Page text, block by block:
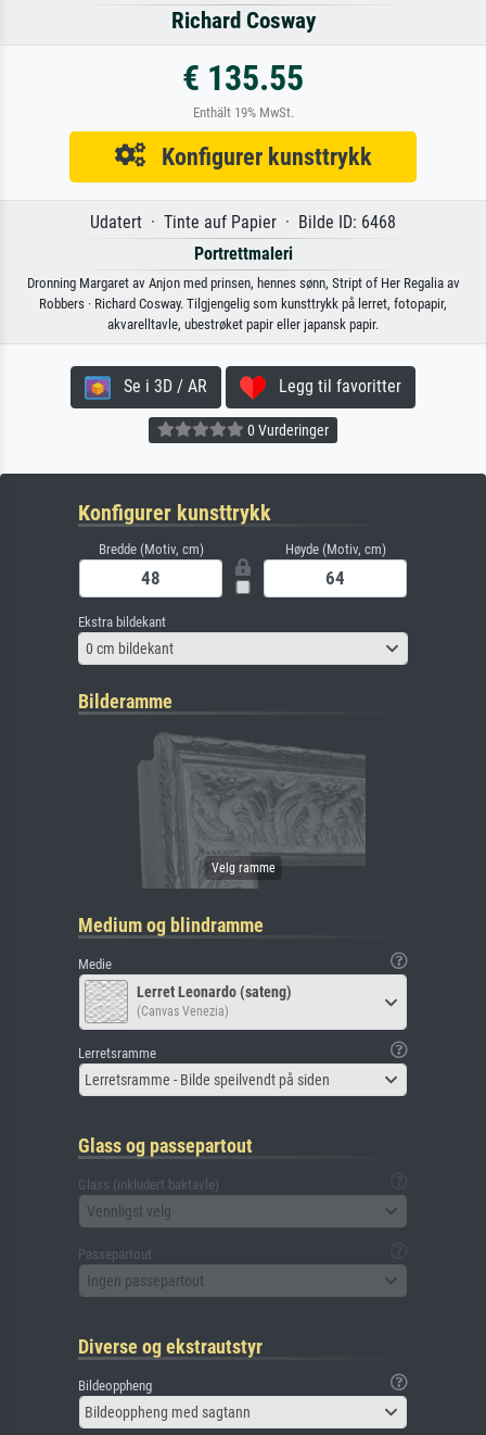
Richard Cosway
€ 135.55
Enthält 19% MwSt.
Konfigurer kunsttrykk
Udatert · Tinte auf Papier · Bilde ID: 6468
Portrettmaleri
Dronning Margaret av Anjon med prinsen, hennes sønn, Stript of Her Regalia av
Robbers · Richard Cosway. Tilgjengelig som kunsttrykk på lerret, fotopapir,
akvarelltavle, ubestrøket papir eller japansk papir.
Se i 3D / AR Legg til favoritter
0 Vurderinger
Konfigurer kunsttrykk
Bredde (Motiv, cm) Høyde (Motiv, cm)
Ekstra bildekant
0 cm bildekant
Bilderamme
Medium og blindramme
Medie
Lerret Leonardo (sateng)
(Canvas Venezia)
Lerretsramme
Lerretsramme - Bilde speilvendt på siden
Glass og passepartout
Glass (inkludert baktavle)
Vennligst velg
Passepartout
Ingen passepartout
Diverse og ekstrautstyr
Bildeoppheng
Bildeoppheng med sagtann